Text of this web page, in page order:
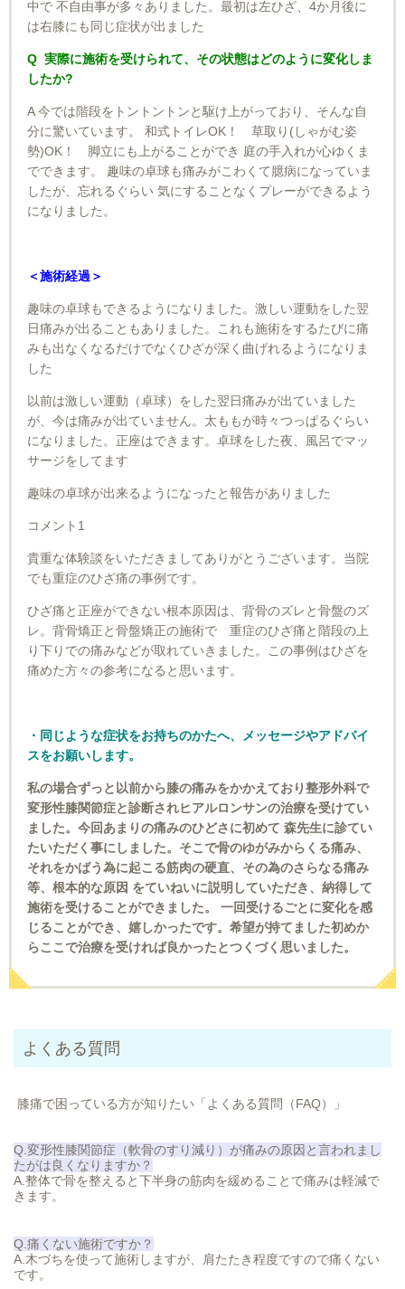
中で 不自由事が多々ありました。最初は左ひざ、4か月後に
は右膝にも同じ症状が出ました
Q 実際に施術を受けられて、その状態はどのように変化しま
したか?
A 今では階段をトントントンと駆け上がっており、そんな自
分に驚いています。 和式トイレOK！ 草取り(しゃがむ姿
勢)OK！ 脚立にも上がることができ 庭の手入れが心ゆくま
でできます。 趣味の卓球も痛みがこわくて臆病になっていま
したが、忘れるぐらい 気にすることなくプレーができるよう
になりました。
＜施術経過＞
趣味の卓球もできるようになりました。激しい運動をした翌
日痛みが出ることもありました。これも施術をするたびに痛
みも出なくなるだけでなくひざが深く曲げれるようになりま
した
以前は激しい運動（卓球）をした翌日痛みが出ていました
が、今は痛みが出ていません。太ももが時々つっぱるぐらい
になりました。正座はできます。卓球をした夜、風呂でマッ
サージをしてます
趣味の卓球が出来るようになったと報告がありました
コメント1
貴重な体験談をいただきましてありがとうございます。当院
でも重症のひざ痛の事例です。
ひざ痛と正座ができない根本原因は、背骨のズレと骨盤のズ
レ。背骨矯正と骨盤矯正の施術で 重症のひざ痛と階段の上
り下りでの痛みなどが取れていきました。この事例はひざを
痛めた方々の参考になると思います。
・同じような症状をお持ちのかたへ、メッセージやアドバイ
スをお願いします。
私の場合ずっと以前から膝の痛みをかかえており整形外科で
変形性膝関節症と診断されヒアルロンサンの治療を受けてい
ました。今回あまりの痛みのひどさに初めて 森先生に診てい
たいただく事にしました。そこで骨のゆがみからくる痛み、
それをかばう為に起こる筋肉の硬直、その為のさらなる痛み
等、根本的な原因 をていねいに説明していただき、納得して
施術を受けることができました。 一回受けるごとに変化を感
じることができ、嬉しかったです。希望が持てました初めか
らここで治療を受ければ良かったとつくづく思いました。
よくある質問
膝痛で困っている方が知りたい「よくある質問（FAQ）」
Q.変形性膝関節症（軟骨のすり減り）が痛みの原因と言われまし
たがは良くなりますか？
A.整体で骨を整えると下半身の筋肉を緩めることで痛みは軽減で
きます。
Q. 痛くない施術ですか？
A.木づちを使って施術しますが、肩たたき程度ですので痛くない
です。